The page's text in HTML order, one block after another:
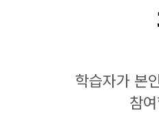
학습자가 본
참